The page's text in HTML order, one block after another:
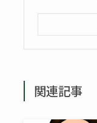
関連記事